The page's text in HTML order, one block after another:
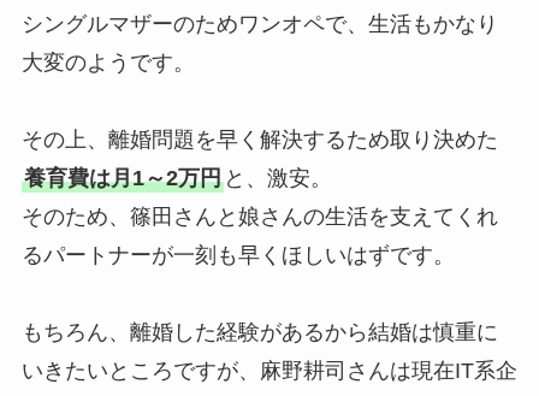
シングルマザーのためワンオペで、生活もかなり
大変のようです。
その上、離婚問題を早く解決するため取り決めた
養育費は月1～2万円と、激安。
そのため、篠田さんと娘さんの生活を支えてくれ
るパートナーが一刻も早くほしいはずです。
もちろん、離婚した経験があるから結婚は慎重に
いきたいところですが、麻野耕司さんは現在IT系企